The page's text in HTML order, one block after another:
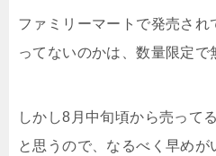
ファミリーマートで発売され
ってないのかは、数量限定で
しかし8月中旬頃から売って
と思うので、なるべく早めが